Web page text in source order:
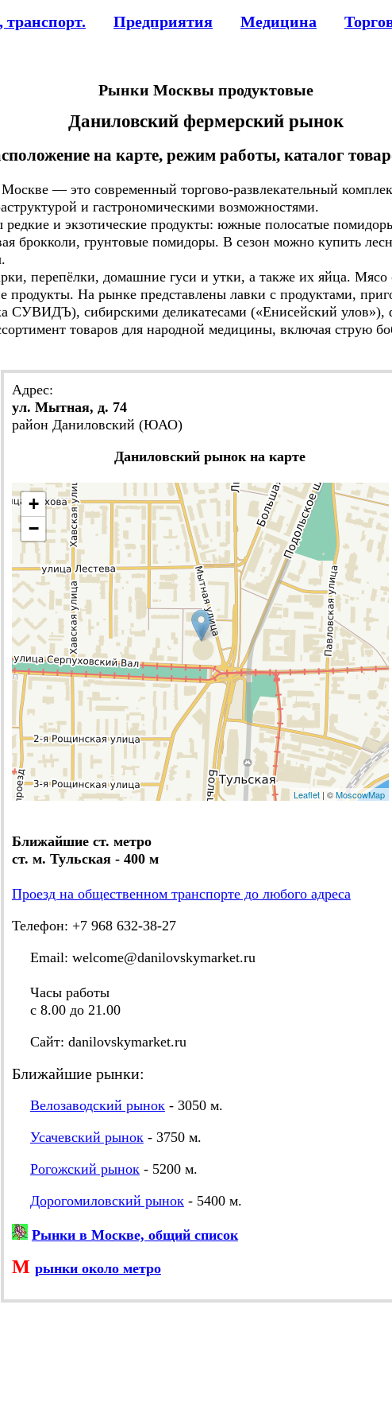
транспорт. Предприятия Медицина
Рынки Москвы продуктовые
Даниловский фермерский рынок
на карте, режим работы, каталог
— это современный торгово-развлекательный
и гастрономическими возможностями.
и экзотические продукты: южные полосатые
брокколи, грунтовые помидоры. В сезон можно купить
перепёлки, домашние гуси и утки, а также их яйца. Мясо
На рынке представлены лавки с продуктами,
СУВИДЪ), сибирскими деликатесами («Енисейский улов»),
товаров для народной медицины, включая струю
Адрес:
ул. Мытная, д. 74
район Даниловский (ЮАО)
Даниловский рынок на карте
+
−
Leaflet| ©MoscowMap
Ближайшие ст. метро
ст. м. Тульская - 400 м
Проезд на общественном транспорте до любого адреса
Телефон: +7 968 632-38-27
Email: welcome@danilovskymarket.ru
Часы работы
с 8.00 до 21.00
Сайт: danilovskymarket.ru
Ближайшие рынки:
Велозаводский рынок- 3050 м.
Усачевский рынок- 3750 м.
Рогожский рынок- 5200 м.
Дорогомиловский рынок- 5400 м.
Рынки в Москве, общий список
М рынки около метро